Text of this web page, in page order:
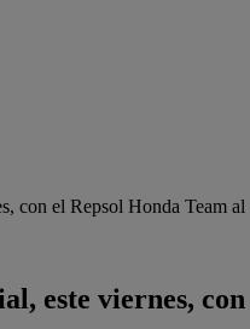
con el Repsol Honda Team
este viernes,